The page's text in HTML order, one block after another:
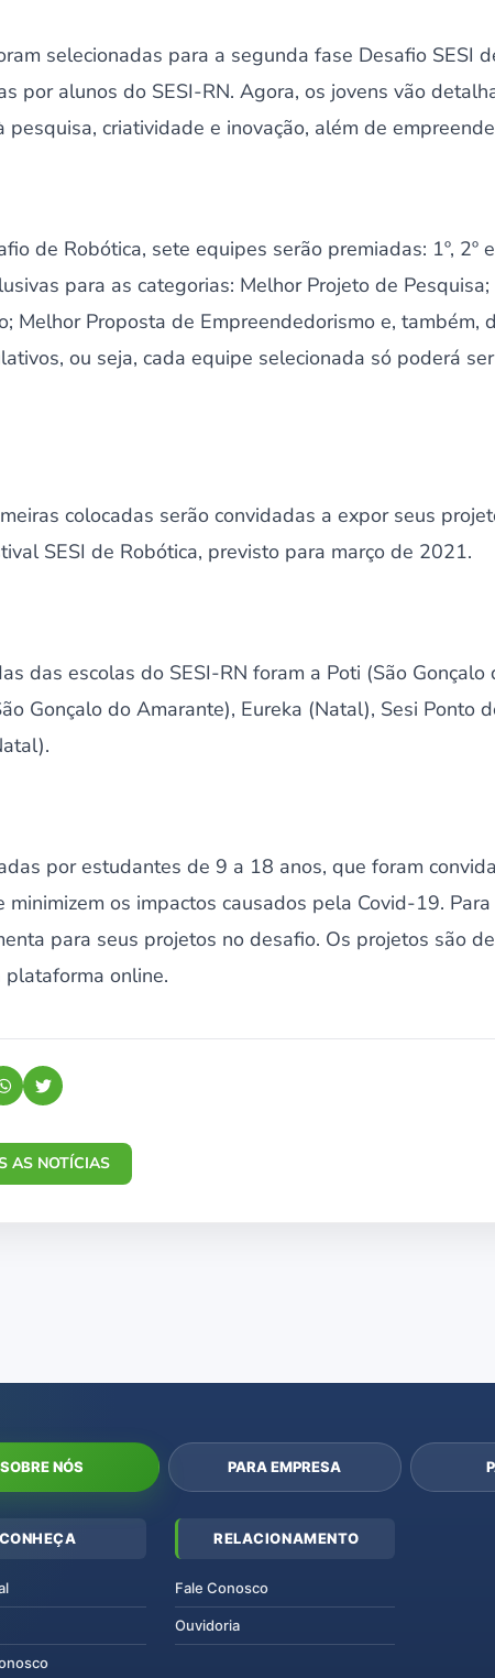
selecionadas para a segunda fase Desafio SESI
por alunos do SESI-RN. Agora, os jovens vão
pesquisa, criatividade e inovação, além de
de Robótica, sete equipes serão premiadas: 1º, 2º
para as categorias: Melhor Projeto de
Melhor Proposta de Empreendedorismo e, também,
ou seja, cada equipe selecionada só poderá
colocadas serão convidadas a expor seus
SESI de Robótica, previsto para março de 2021.
das escolas do SESI-RN foram a Poti (São
Gonçalo do Amarante), Eureka (Natal), Sesi Ponto
por estudantes de 9 a 18 anos, que foram
minimizem os impactos causados pela Covid-19.
para seus projetos no desafio. Os projetos são
online.
AS NOTÍCIAS
SOBRE NÓS PARA EMPRESA
CONHEÇA RELACIONAMENTO
Fale Conosco
Ouvidoria